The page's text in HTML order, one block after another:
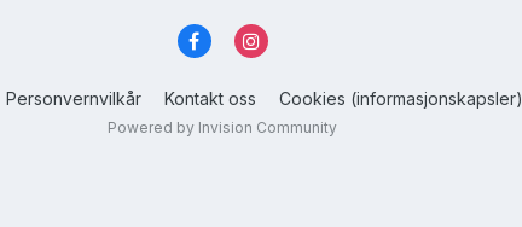
Personvernvilkår Kontakt oss Cookies (informasjonskapsler)
Powered by Invision Community